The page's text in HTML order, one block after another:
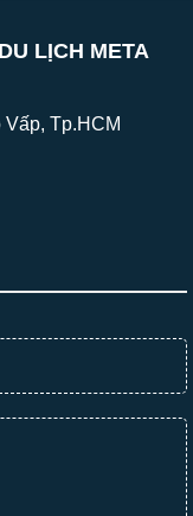
LỊCH META
Tp.HCM